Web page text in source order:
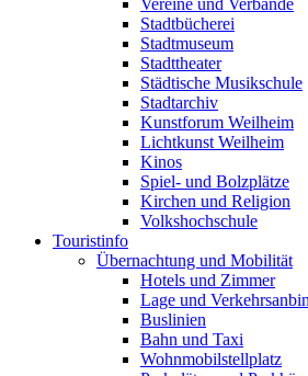
Stadtbücherei
Stadtmuseum
Stadttheater
Städtische Musikschule
Stadtarchiv
Kunstforum Weilheim
Lichtkunst Weilheim
Kinos
Spiel- und Bolzplätze
Kirchen und Religion
Volkshochschule
Touristinfo
Übernachtung und Mobilität
Hotels und Zimmer
Lage und
Buslinien
Bahn und Taxi
Wohnmobilstellplatz